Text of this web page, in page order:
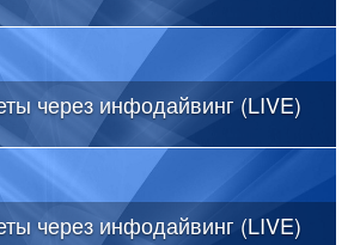
через инфодайвинг (LIVE)
через инфодайвинг (LIVE)